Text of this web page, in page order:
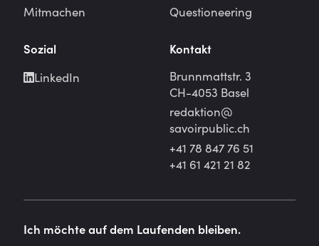
Mitmachen
Questioneering
Sozial
LinkedIn
Kontakt
Brunnmattstr. 3
CH-4053 Basel
redaktion@
savoirpublic.ch
+41 78 847 76 51
+41 61 421 21 82
Ich möchte auf dem Laufenden bleiben.